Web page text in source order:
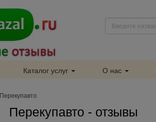
Каталог услуг О нас
Перекупавто
Перекупавто - отзывы